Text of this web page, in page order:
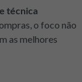
técnica
o foco não
as melhores